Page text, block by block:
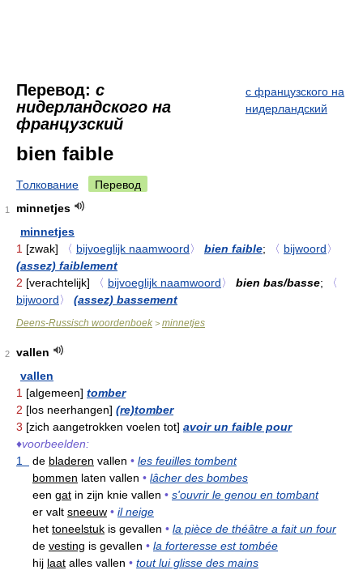
Перевод: с
нидерландского на
французский
с французского на
нидерландский
bien faible
Толкование Перевод
1
minnetjes
minnetjes
1 [zwak] 〈 bijvoeglijk naamwoord〉 bien faible; 〈 bijwoord〉
(assez) faiblement
2 [verachtelijk] 〈 bijvoeglijk naamwoord〉 bien bas/basse;
〈
bijwoord〉 (assez) bassement
Deens-Russisch woordenboek > minnetjes
2
vallen
vallen
1 [algemeen] tomber
2 [los neerhangen] (re)tomber
3 [zich aangetrokken voelen tot] avoir un faible pour
♦voorbeelden:
1
de bladeren vallen • les feuilles tombent
bommen laten vallen • lâcher des bombes
een gat in zijn knie vallen • s'ouvrir le genou en tombant
er valt sneeuw • il neige
het toneelstuk is gevallen • la pièce de théâtre a fait un four
de vesting is gevallen • la forteresse est tombée
hij laat alles vallen • tout lui glisse des mains